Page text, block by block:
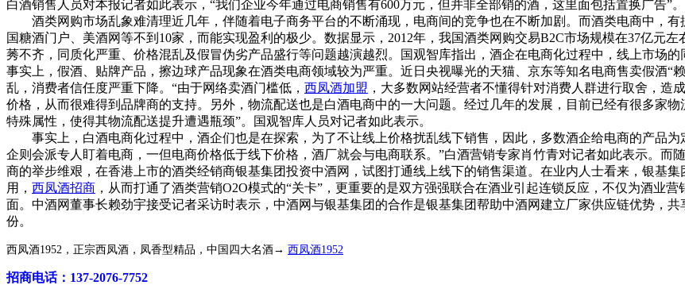
白酒销售人员对本报记者如此表示，“我们企业今年通过电商销售有600万元，但并非全部销的酒，这里面包括置换广告”。
酒类网购市场乱象难清理近几年，伴随着电子商务平台的不断涌现，电商间的竞争也在不断加剧。而酒类电商中，有
国糖酒门户、美酒网等不到10家，而能实现盈利的极少。数据显示，2012年，我国酒类网购交易B2C市场规模在37亿元
莠不齐，同质化严重、价格混乱及假冒伪劣产品盛行等问题越演越烈。国观智库指出，酒企在电商化过程中，线上市场
事实上，假酒、贴牌产品，擦边球产品现象在酒类电商领域较为严重。近日央视曝光的天猫、京东等知名电商售卖假酒“
乱，消费者信任度严重下降。“由于网络卖酒门槛低， 西凤酒加盟 ，大多数网站经营者不懂得针对消费人群进行取舍，
价格，从而很难得到品牌商的支持。另外，物流配送也是白酒电商中的一大问题。经过几年的发展，目前已经有很多家
特殊属性，使得其物流配送提升遭遇瓶颈”。国观智库人员对记者如此表示。
事实上，白酒电商化过程中，酒企们也是在探索，为了不让线上价格扰乱线下销售，因此，多数酒企给电商的产品为
企则会派专人盯着电商，一但电商价格低于线下价格，酒厂就会与电商联系。”白酒营销专家肖竹青对记者如此表示。而
商的举步维艰，在香港上市的酒类经销商银基集团投资中酒网，试图打通线上线下的销售渠道。在业内人士看来，银基
用， 西凤酒招商 ，从而打通了酒类营销O2O模式的“关卡”，更重要的是双方强强联合在酒业引起连锁反应，不仅为酒业
面。中酒网董事长赖劲宇接受记者采访时表示，中酒网与银基集团的合作是银基集团帮助中酒网建立厂家供应链优势，共
份。
西凤酒1952，正宗西凤酒，凤香型精品，中国四大名酒→ 西凤酒1952
招商电话：137-2076-7752